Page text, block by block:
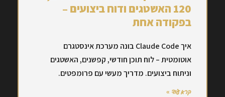
120 האשטגים ודוח ביצועים –
בפקודה אחת
איך Claude Code בונה מערכת אינסטגרם
אוטומטית – לוח תוכן חודשי, קפשנים, האשטגים
וניתוח ביצועים. מדריך מעשי עם פרומפטים.
קרא עוד »